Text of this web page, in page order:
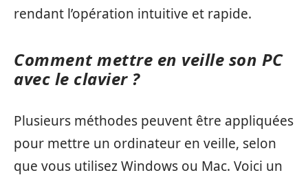
rendant l’opération intuitive et rapide.
Comment mettre en veille son PC
avec le clavier ?
Plusieurs méthodes peuvent être appliquées
pour mettre un ordinateur en veille, selon
que vous utilisez Windows ou Mac. Voici un